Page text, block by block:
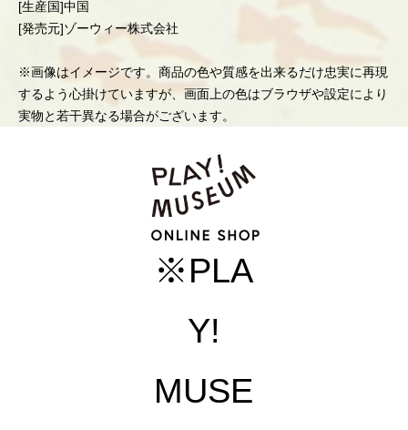
[生産国]中国
[発売元]ゾーウィー株式会社
※画像はイメージです。商品の色や質感を出来るだけ忠実に再現
するよう心掛けていますが、画面上の色はブラウザや設定により
実物と若干異なる場合がございます。
※PLA
Y!
MUSE